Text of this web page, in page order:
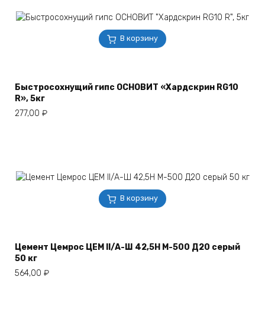
В корзину
Быстросохнущий гипс ОСНОВИТ «Хардскрин RG10
R», 5кг
277,00 ₽
В корзину
Цемент Цемрос ЦЕМ II/А-Ш 42,5Н М-500 Д20 серый
50 кг
564,00 ₽